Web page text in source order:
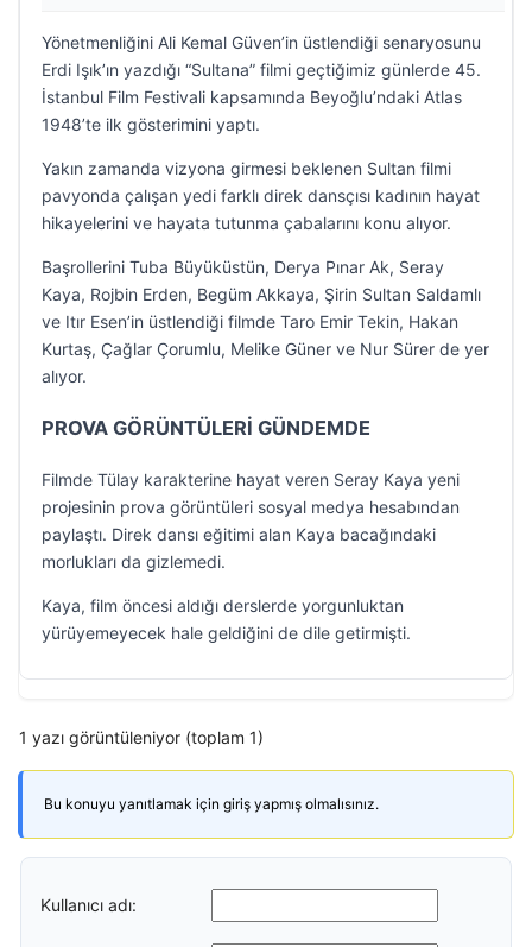
Yönetmenliğini Ali Kemal Güven’in üstlendiği senaryosunu
Erdi Işık’ın yazdığı “Sultana” filmi geçtiğimiz günlerde 45.
İstanbul Film Festivali kapsamında Beyoğlu’ndaki Atlas
1948’te ilk gösterimini yaptı.
Yakın zamanda vizyona girmesi beklenen Sultan filmi
pavyonda çalışan yedi farklı direk dansçısı kadının hayat
hikayelerini ve hayata tutunma çabalarını konu alıyor.
Başrollerini Tuba Büyüküstün, Derya Pınar Ak, Seray
Kaya, Rojbin Erden, Begüm Akkaya, Şirin Sultan Saldamlı
ve Itır Esen’in üstlendiği filmde Taro Emir Tekin, Hakan
Kurtaş, Çağlar Çorumlu, Melike Güner ve Nur Sürer de yer
alıyor.
PROVA GÖRÜNTÜLERİ GÜNDEMDE
Filmde Tülay karakterine hayat veren Seray Kaya yeni
projesinin prova görüntüleri sosyal medya hesabından
paylaştı. Direk dansı eğitimi alan Kaya bacağındaki
morlukları da gizlemedi.
Kaya, film öncesi aldığı derslerde yorgunluktan
yürüyemeyecek hale geldiğini de dile getirmişti.
1 yazı görüntüleniyor (toplam 1)
Bu konuyu yanıtlamak için giriş yapmış olmalısınız.
Kullanıcı adı: